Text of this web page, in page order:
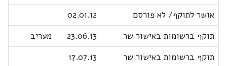
אושר לתוקף/ לא פורסם
02.01.12
תוקף ברשומות באישור שר
23.06.13
מעריב
תוקף ברשומות באישור שר
17.07.13